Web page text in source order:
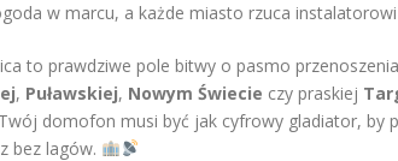
w marcu, a każde miasto rzuca
to prawdziwe pole bitwy o pasmo
, Puławskiej, Nowym Świecie czy praskiej
domofon musi być jak cyfrowy gladiator, by
bez lagów.